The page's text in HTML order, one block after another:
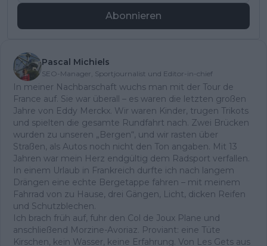
Abonnieren
Pascal Michiels
SEO-Manager, Sportjournalist und Editor-in-chief
In meiner Nachbarschaft wuchs man mit der Tour de
France auf. Sie war überall – es waren die letzten großen
Jahre von Eddy Merckx. Wir waren Kinder, trugen Trikots
und spielten die gesamte Rundfahrt nach. Zwei Brücken
wurden zu unseren „Bergen“, und wir rasten über
Straßen, als Autos noch nicht den Ton angaben. Mit 13
Jahren war mein Herz endgültig dem Radsport verfallen.
In einem Urlaub in Frankreich durfte ich nach langem
Drängen eine echte Bergetappe fahren – mit meinem
Fahrrad von zu Hause, drei Gängen, Licht, dicken Reifen
und Schutzblechen.
Ich brach früh auf, fuhr den Col de Joux Plane und
anschließend Morzine-Avoriaz. Proviant: eine Tüte
Kirschen, kein Wasser, keine Erfahrung. Von Les Gets aus